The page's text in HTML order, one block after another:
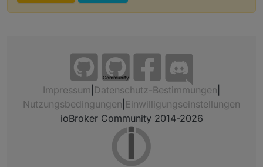
Community
Impressum Datenschutz-Bestimmungen
Nutzungsbedingungen Einwilligungseinstellungen
ioBroker Community 2014-2026